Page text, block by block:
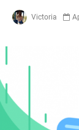
Victoria